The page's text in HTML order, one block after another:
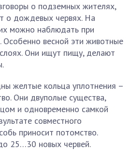
о подземных жителях,
о дождевых червях. На
можно наблюдать при
Особенно весной эти животные
Они ищут пищу, делают
желтые кольца уплотнения –
Они двуполые существа,
и одновременно самкой
совместного
приносит потомство.
25…30 новых червей.